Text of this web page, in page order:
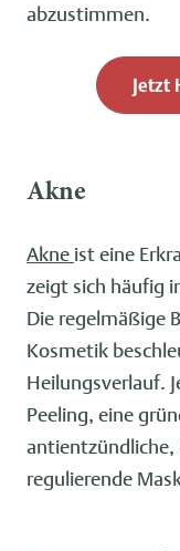
abzustimmen.
Jetzt
Akne
Akne ist eine
zeigt sich häufig
Die regelmäßige
Kosmetik
Heilungsverlauf.
Peeling, eine
antientzündliche,
regulierende